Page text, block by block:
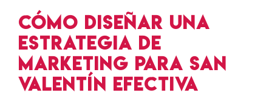
Cómo diseñar una
estrategia de
marketing para San
Valentín efectiva